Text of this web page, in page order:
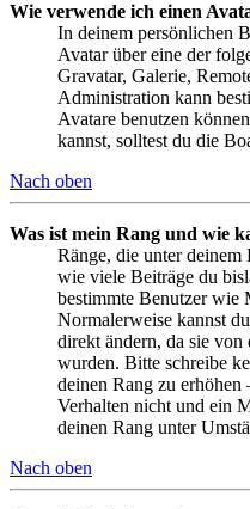
Wie verwende ich einen
In deinem persönlichen
Avatar über eine der
Gravatar, Galerie,
Administration kann
Avatare benutzen
kannst, solltest du die
Nach oben
Was ist mein Rang und wie
Ränge, die unter deinem
wie viele Beiträge du
bestimmte Benutzer wie
Normalerweise kannst
direkt ändern, da sie
wurden. Bitte schreibe
deinen Rang zu
Verhalten nicht und ein
deinen Rang unter
Nach oben